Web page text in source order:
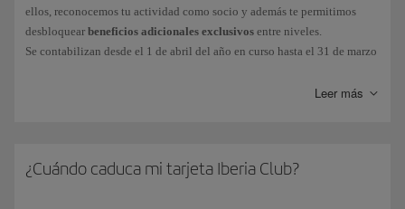
ellos, reconocemos tu actividad como socio y además te permitimos
desbloquear beneficios adicionales exclusivos entre niveles.
Se contabilizan desde el 1 de abril del año en curso hasta el 31 de marzo
Por euro gastado en vuelos
del Grupo Iberia* y aerolíneas asociadas
al programa. Mas información sobre la
Leer más
¿Cuándo caduca mi tarjeta Iberia Club?